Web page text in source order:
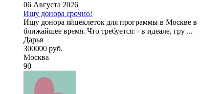
06 Августа 2026
Ищу донора срочно!
Ищу донора яйцеклеток для программы в Москве в
ближайшее время. Что требуется: - в идеале, гру ...
Дарья
300000 руб.
Москва
90